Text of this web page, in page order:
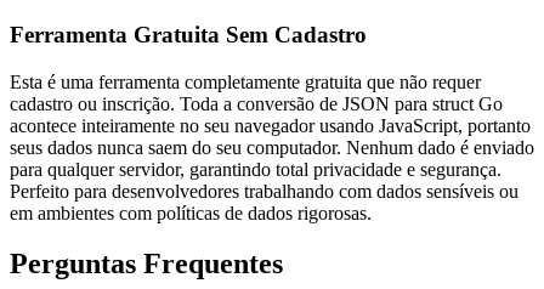
Ferramenta Gratuita Sem Cadastro
Esta é uma ferramenta completamente gratuita que não requer
cadastro ou inscrição. Toda a conversão de JSON para struct Go
acontece inteiramente no seu navegador usando JavaScript, portanto
seus dados nunca saem do seu computador. Nenhum dado é enviado
para qualquer servidor, garantindo total privacidade e segurança.
Perfeito para desenvolvedores trabalhando com dados sensíveis ou
em ambientes com políticas de dados rigorosas.
Perguntas Frequentes